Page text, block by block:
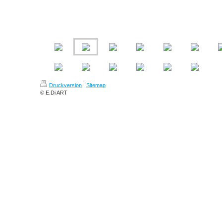
Druckversion | Sitemap
© E.Di ART